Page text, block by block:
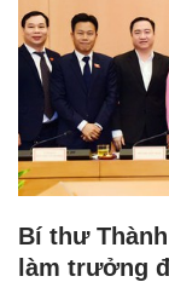
Bí thư
làm trưởng